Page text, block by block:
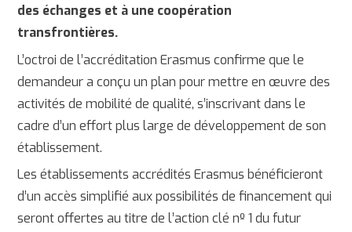
des échanges et à une coopération
transfrontières.
L’octroi de l’accréditation Erasmus confirme que le
demandeur a conçu un plan pour mettre en œuvre des
activités de mobilité de qualité, s’inscrivant dans le
cadre d’un effort plus large de développement de son
établissement.
Les établissements accrédités Erasmus bénéficieront
d’un accès simplifié aux possibilités de financement qui
seront offertes au titre de l’action clé nº 1 du futur